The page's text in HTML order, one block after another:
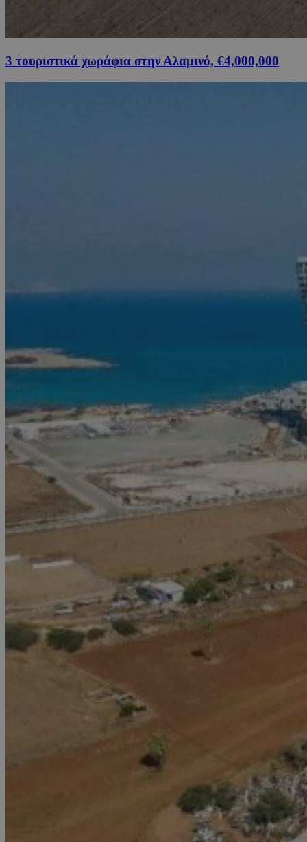
3 τουριστικά χωράφια στην Αλαμινό, €4,000,000